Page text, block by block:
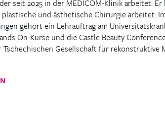
seit 2025 in der MEDICOM-Klinik arbeitet.
und ästhetische Chirurgie arbeitet.
gehört ein Lehrauftrag am
On-Kurse und die Castle Beauty
Gesellschaft für rekonstruktive